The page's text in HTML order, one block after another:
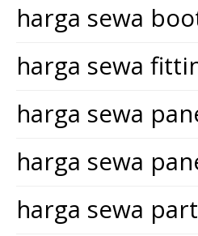
harga sewa
harga sewa
harga sewa
harga sewa
harga sewa